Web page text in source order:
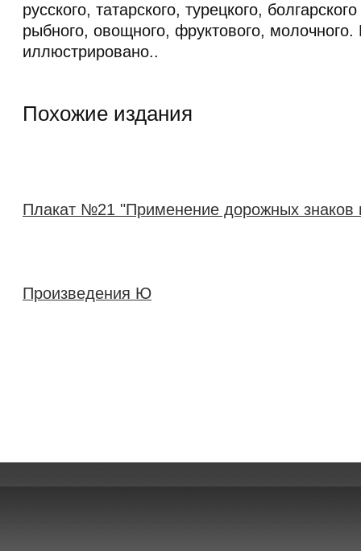
русского, татарского, турецкого,
рыбного, овощного, фруктового,
иллюстрировано..
Похожие издания
Плакат №21 "Применение дорожных знаков
Произведения Ю